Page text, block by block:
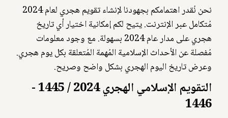
نحن نُقدر اهتمامكم بجهودنا لإنشاء تقويم هجري لعام 2024
مُتكامل عبر الإنترنت. يتيح لكم إمكانية اختيار أي تاريخ
هجري على مدار عام 2024 بسهولة. مع وجود معلومات
مُفصلة عن الأحداث الإسلامية المُهمة المُتعلقة بكل يوم هجري.
وعرض تاريخ اليوم الهجري بشكل واضح وصريح.
التقويم الإسلامي الهجري 2024 / 1445 -
1446